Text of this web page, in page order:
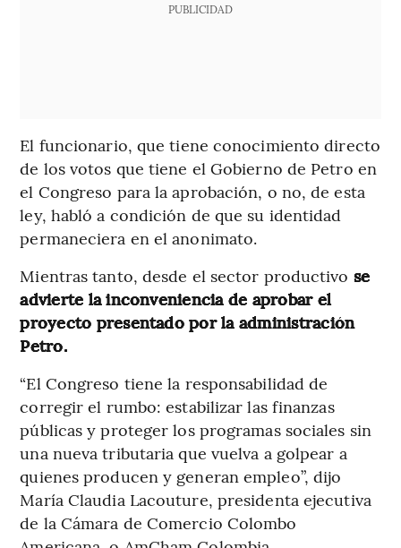
PUBLICIDAD
El funcionario, que tiene conocimiento directo
de los votos que tiene el Gobierno de Petro en
el Congreso para la aprobación, o no, de esta
ley, habló a condición de que su identidad
permaneciera en el anonimato.
Mientras tanto, desde el sector productivo se
advierte la inconveniencia de aprobar el
proyecto presentado por la administración
Petro.
“El Congreso tiene la responsabilidad de
corregir el rumbo: estabilizar las finanzas
públicas y proteger los programas sociales sin
una nueva tributaria que vuelva a golpear a
quienes producen y generan empleo”, dijo
María Claudia Lacouture, presidenta ejecutiva
de la Cámara de Comercio Colombo